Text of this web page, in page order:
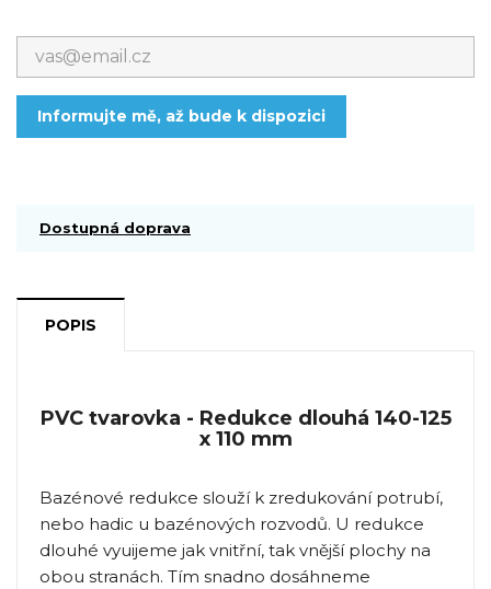
Informujte mě, až bude k dispozici
Dostupná doprava
POPIS
PVC tvarovka - Redukce dlouhá 140-125
x 110 mm
Bazénové redukce slouží k zredukování potrubí,
nebo hadic u bazénových rozvodů. U redukce
dlouhé vyuijeme jak vnitřní, tak vnější plochy na
obou stranách. Tím snadno dosáhneme